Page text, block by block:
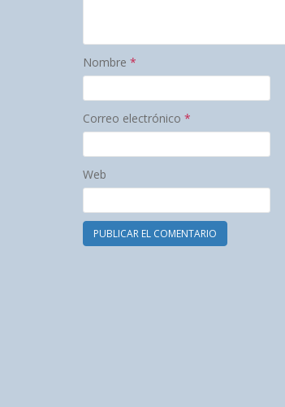
Nombre *
Correo electrónico *
Web